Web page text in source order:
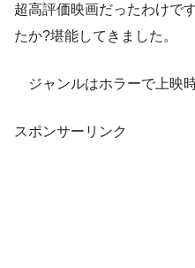
超高評価映画だったわけで
たか?堪能してきました。
ジャンルはホラーで上映
スポンサーリンク